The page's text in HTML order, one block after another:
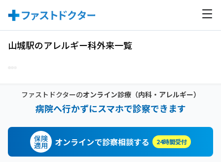
山城駅のアレルギー科外来一覧
ファストドクターのオンライン診療（内科・アレルギー）
病院へ行かずにスマホで診察できます
保険
適用 オンラインで診察相談する 24時間受付